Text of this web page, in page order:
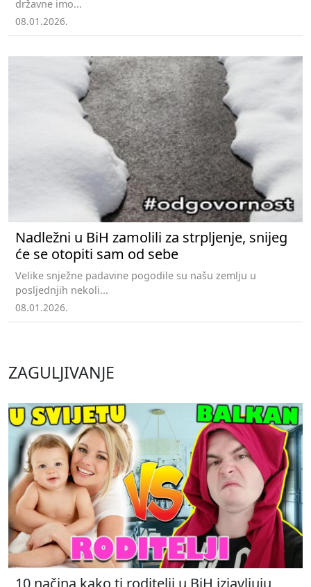
državne imo...
08.01.2026.
Nadležni u BiH zamolili za strpljenje, snijeg
će se otopiti sam od sebe
Velike snježne padavine pogodile su našu zemlju u
posljednjih nekoli...
08.01.2026.
ZAGULJIVANJE